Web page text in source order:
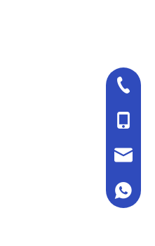
+86-
+86